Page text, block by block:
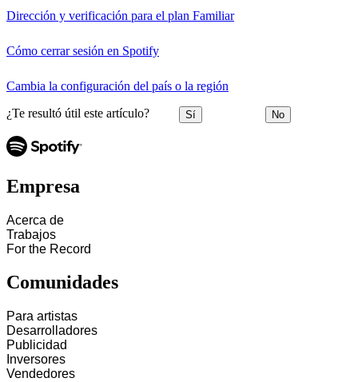
Dirección y verificación para el plan Familiar
Cómo cerrar sesión en Spotify
Cambia la configuración del país o la región
¿Te resultó útil este artículo? Sí No
Empresa
Acerca de
Trabajos
For the Record
Comunidades
Para artistas
Desarrolladores
Publicidad
Inversores
Vendedores